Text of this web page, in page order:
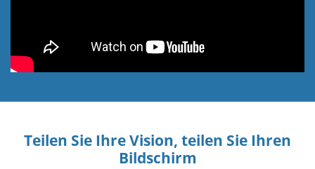
Teilen Sie Ihre Vision, teilen Sie Ihren
Bildschirm